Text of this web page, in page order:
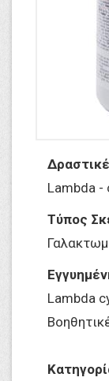
Lambda -
Τύπος
Lambda